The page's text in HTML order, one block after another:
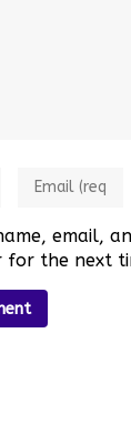
email,
for the next